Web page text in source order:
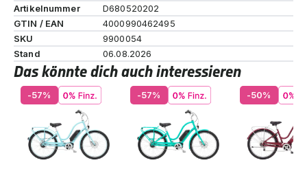
Artikelnummer
D680520202
GTIN / EAN
4000990462495
SKU
9900054
Stand
06.08.2026
Das könnte dich auch interessieren
-57% -57% -50%